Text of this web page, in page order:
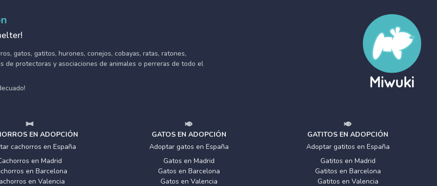
gatos, gatitos, hurones, conejos, cobayas, ratas, ratones,
de protectoras y asociaciones de animales o perreras de todo el
EN ADOPCIÓN
cachorros en España
en Madrid
en Barcelona
en Valencia
GATOS EN ADOPCIÓN
Adoptar gatos en España
Gatos en Madrid
Gatos en Barcelona
Gatos en Valencia
GATITOS EN ADOPCIÓN
Adoptar gatitos en España
Gatitos en Madrid
Gatitos en Barcelona
Gatitos en Valencia